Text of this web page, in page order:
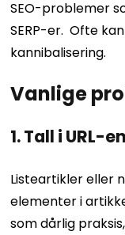
SEO-problemer
SERP-er. Ofte
kannibalisering.
Vanlige
1. Tall i URL-en
Listeartikler eller
elementer i
som dårlig